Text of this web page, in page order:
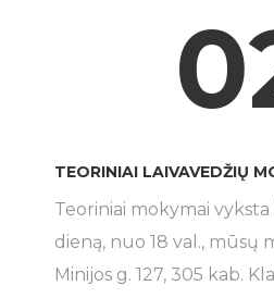
TEORINIAI LAIVAVEDŽIŲ
Teoriniai mokymai
dieną, nuo 18 val., mūsų
Minijos g. 127, 305 kab.